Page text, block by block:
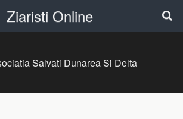
Ziaristi Online
Salvati Dunarea Si Delta